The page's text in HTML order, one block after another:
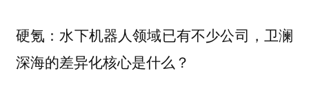
硬氪：水下机器人领域已有不少公司，卫澜
深海的差异化核心是什么？